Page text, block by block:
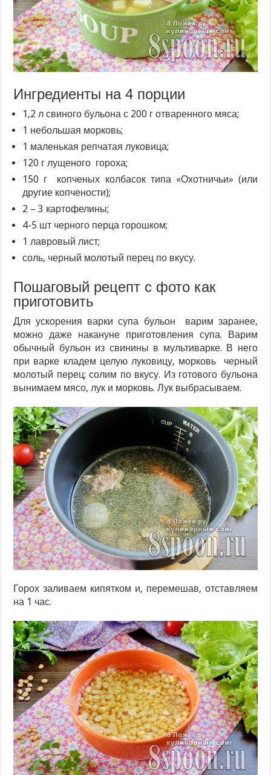
Ингредиенты на 4 порции
1,2 л свиного бульона с 200 г отваренного мяса;
1 небольшая морковь;
1 маленькая репчатая луковица;
120 г лущеного гороха;
150 г копченых колбасок типа «Охотничьи» (или
другие копчености);
2 – 3 картофелины;
4-5 шт черного перца горошком;
1 лавровый лист;
соль, черный молотый перец по вкусу.
Пошаговый рецепт с фото как
приготовить
Для ускорения варки супа бульон варим заранее,
можно даже накануне приготовления супа. Варим
обычный бульон из свинины в мультиварке. В него
при варке кладем целую луковицу, морковь черный
молотый перец; солим по вкусу. Из готового бульона
вынимаем мясо, лук и морковь. Лук выбрасываем.
Горох заливаем кипятком и, перемешав, отставляем
на 1 час.